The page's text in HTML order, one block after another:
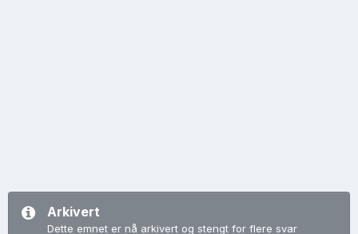
Arkivert
Dette emnet er nå arkivert og stengt for flere svar